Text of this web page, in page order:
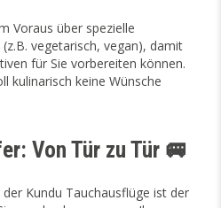
Voraus über spezielle
vegetarisch, vegan), damit
für Sie vorbereiten können.
kulinarisch keine Wünsche
Von Tür zu Tür 🚐
Kundu Tauchausflüge ist der